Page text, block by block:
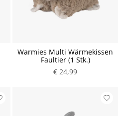
Warmies Multi Wärmekissen
Faultier (1 Stk.)
€ 24,99